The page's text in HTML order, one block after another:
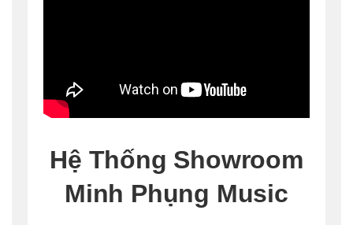
Hệ Thống Showroom
Minh Phụng Music